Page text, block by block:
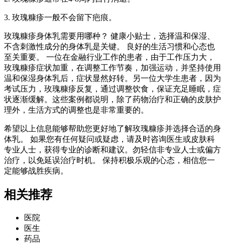
3. 玫瑰糠疹一般不会留下疤痕。
玫瑰糠疹身体乳需要用哪种？ 健康小贴士，选择温和保湿、
不含刺激性成分的身体乳是关键。 良好的生活习惯和心态也
至关重要。 一位在金融行业工作的患者，由于工作压力大，
玫瑰糠疹症状加重，在调整工作节奏，加强运动，并坚持使用
温和保湿身体乳后，症状显然好转。另一位大学生患者，因为
考试压力，玫瑰糠疹反复，通过调整饮食，保证充足睡眠，症
状逐渐缓解。这些案例都说明，除了药物治疗和正确的皮肤护
理外，生活方式的调整也是非常重要的。
希望以上信息能够帮助您更好地了解玫瑰糠疹并选择合适的身
体乳。 如果您有任何疑问或疑虑，请及时咨询医生或皮肤科
专业人士，获得专业的诊断和建议。勿轻信非专业人士或偏方
治疗，以免延误治疗时机。 保持积极乐观的心态，相信您一
定能够战胜疾病。
相关推荐
医院
医生
药品